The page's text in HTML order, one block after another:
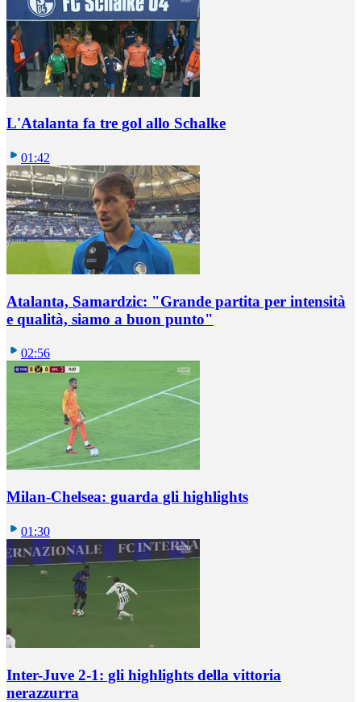
L'Atalanta fa tre gol allo Schalke
01:42
Atalanta, Samardzic: "Grande partita per intensità
e qualità, siamo a buon punto"
02:56
Milan-Chelsea: guarda gli highlights
01:30
Inter-Juve 2-1: gli highlights della vittoria
nerazzurra